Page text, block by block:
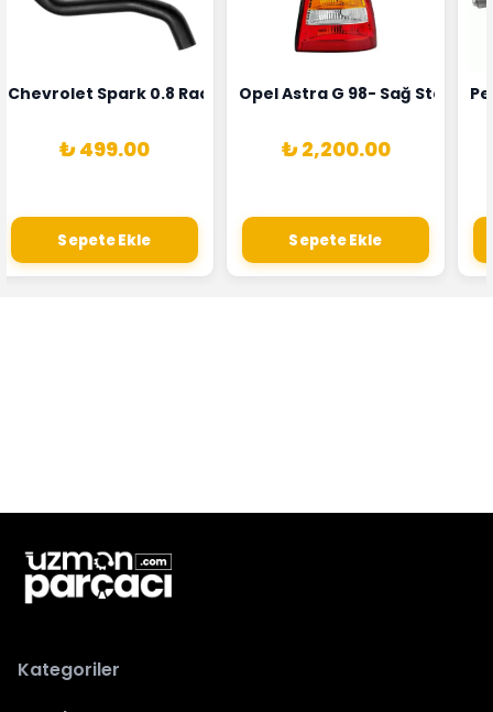
1628HN-0258010081
Alternatörü Valeo Marka 05E903018G
Chevrolet Spark 0.8 Radyatör Üst Hortumu Rapro Marka
₺ 499.00
Sepete Ekle
Opel Astra G 98- Sağ Stop
₺ 2,200.00
Sepete Ekle
Kategoriler